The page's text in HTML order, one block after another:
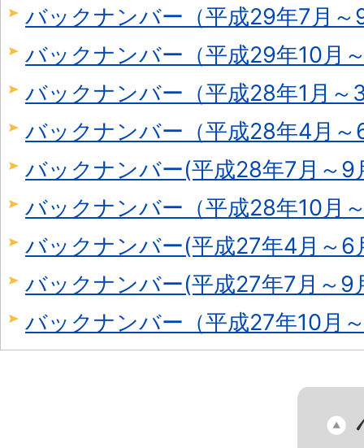
バックナンバー（平成29年7月～
バックナンバー（平成29年10月
バックナンバー（平成28年1月～
バックナンバー（平成28年4月～
バックナンバー(平成28年7月～9
バックナンバー（平成28年10月
バックナンバー(平成27年4月～6
バックナンバー(平成27年7月～9
バックナンバー（平成27年10月